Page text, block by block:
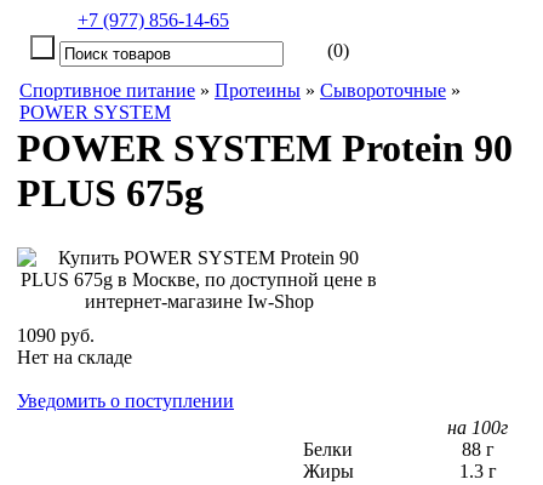
+7 (977) 856-14-65
(0)
Спортивное питание » Протеины » Сывороточные »
POWER SYSTEM
POWER SYSTEM Protein 90
PLUS 675g
1090 руб.
Нет на складе
Уведомить о поступлении
на 100г
Белки
88 г
Жиры
1.3 г